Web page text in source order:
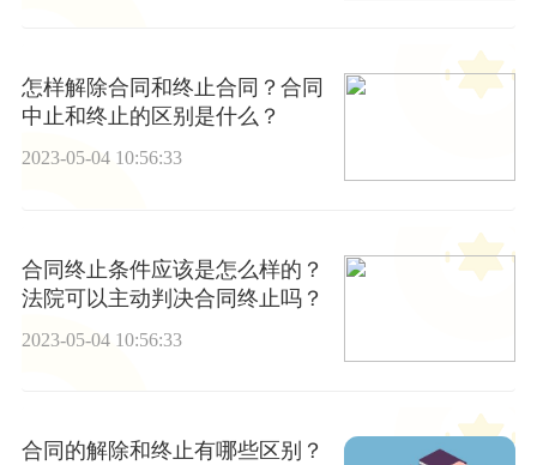
怎样解除合同和终止合同？合同
中止和终止的区别是什么？
2023-05-04 10:56:33
合同终止条件应该是怎么样的？
法院可以主动判决合同终止吗？
2023-05-04 10:56:33
合同的解除和终止有哪些区别？